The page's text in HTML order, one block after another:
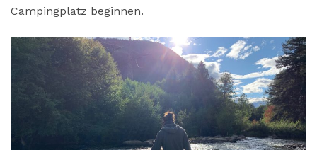
Campingplatz beginnen.